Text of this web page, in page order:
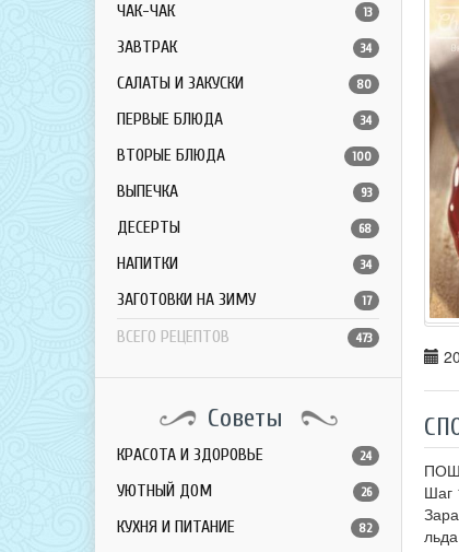
ЧАК-ЧАК 13
ЗАВТРАК 34
САЛАТЫ И ЗАКУСКИ 80
ПЕРВЫЕ БЛЮДА 34
ВТОРЫЕ БЛЮДА 100
ВЫПЕЧКА 93
ДЕСЕРТЫ 68
НАПИТКИ 34
ЗАГОТОВКИ НА ЗИМУ 17
ВСЕГО РЕЦЕПТОВ 473
Советы
КРАСОТА И ЗДОРОВЬЕ 24
УЮТНЫЙ ДОМ 26
КУХНЯ И ПИТАНИЕ 82
Шаг